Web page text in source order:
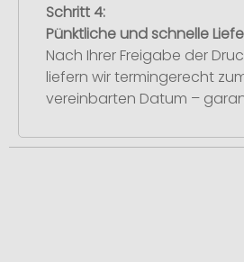
Schritt 4:
Pünktliche und schnelle
Nach Ihrer Freigabe der
liefern wir termingerecht
vereinbarten Datum –